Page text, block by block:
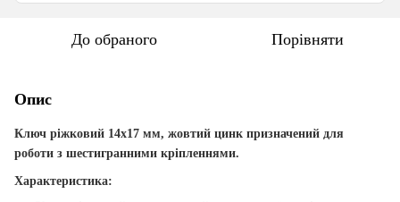
До обраного Порівняти
Опис
Ключ ріжковий 14х17 мм, жовтий цинк призначений для
роботи з шестигранними кріпленнями.
Характеристика: